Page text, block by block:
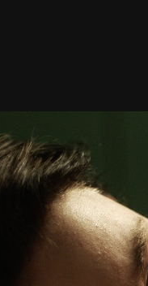
รายละเอียด